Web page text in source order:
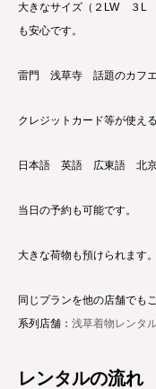
大きなサイズ（２LW ３L
も安心です。
雷門 浅草寺 話題のカフエ
クレジットカード等が使え
日本語 英語 広東語 北京
当日の予約も可能です。
大きな荷物も預けられます。
同じプランを他の店舗でも
系列店舗： 浅草着物レンタ
レンタルの流れ